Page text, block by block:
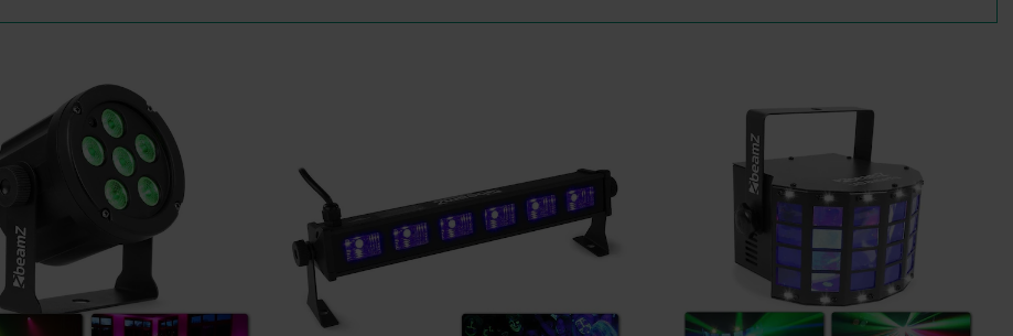
VAD ÄR SKILLNADEN MELLAN LED-DISCOLJUS OCH ÄLDRE LJUS?
discoljus drar mindre el, håller längre och utvecklar mindre värme än äldre typer av ljuskällor.
VAD ÄR EN MOVING HEAD?
head är en programmerbar discolampa som kan röra sig och skapa avancerade ljusmönster och effekter.
BEHÖVER JAG DMX-STYRNING TILL MINA DISCOLAMPOR?
behövs oftast inte DMX, men för större event och synkroniserade ljusshower är det en stor fördel.